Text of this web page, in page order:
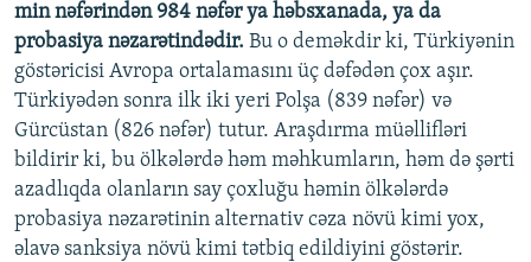
min nəfərindən 984 nəfər ya həbsxanada, ya da
probasiya nəzarətindədir. Bu o deməkdir ki, Türkiyənin
göstəricisi Avropa ortalamasını üç dəfədən çox aşır.
Türkiyədən sonra ilk iki yeri Polşa (839 nəfər) və
Gürcüstan (826 nəfər) tutur. Araşdırma müəllifləri
bildirir ki, bu ölkələrdə həm məhkumların, həm də şərti
azadlıqda olanların say çoxluğu həmin ölkələrdə
probasiya nəzarətinin alternativ cəza növü kimi yox,
əlavə sanksiya növü kimi tətbiq edildiyini göstərir.